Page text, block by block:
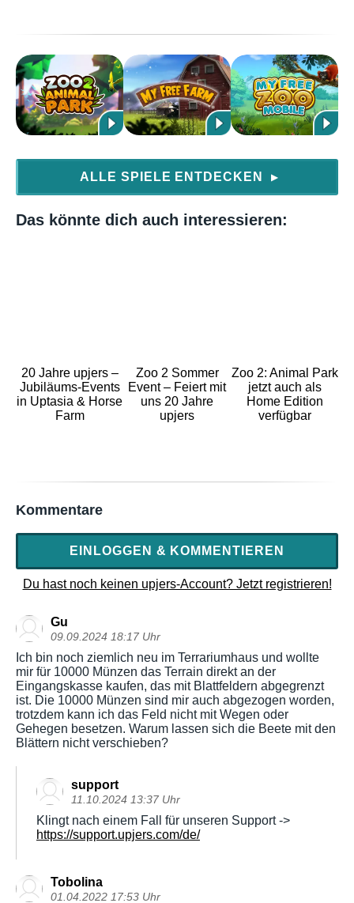
ALLE SPIELE ENTDECKEN ▶
Das könnte dich auch interessieren:
20 Jahre upjers –
Jubiläums-Events
in Uptasia & Horse
Farm
Zoo 2 Sommer
Event – Feiert mit
uns 20 Jahre
upjers
Zoo 2: Animal Park
jetzt auch als
Home Edition
verfügbar
Kommentare
EINLOGGEN & KOMMENTIEREN
Du hast noch keinen upjers-Account? Jetzt registrieren!
Gu
09.09.2024 18:17 Uhr
Ich bin noch ziemlich neu im Terrariumhaus und wollte
mir für 10000 Münzen das Terrain direkt an der
Eingangskasse kaufen, das mit Blattfeldern abgegrenzt
ist. Die 10000 Münzen sind mir auch abgezogen worden,
trotzdem kann ich das Feld nicht mit Wegen oder
Gehegen besetzen. Warum lassen sich die Beete mit den
Blättern nicht verschieben?
support
11.10.2024 13:37 Uhr
Klingt nach einem Fall für unseren Support ->
https://support.upjers.com/de/
Tobolina
01.04.2022 17:53 Uhr